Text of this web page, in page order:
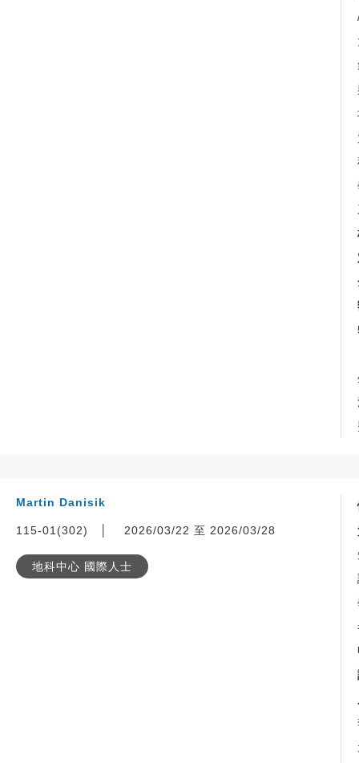
Martin Danisik
115-01(302) 2026/03/22 至 2026/03/28
地科中心 國際人士